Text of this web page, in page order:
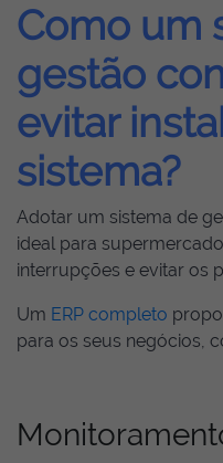
Como um
gestão
evitar
sistema?
Adotar um sistema de
ideal para
interrupções e evitar os
Um ERP completo
para os seus negócios,